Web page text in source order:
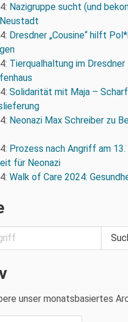
Nazigruppe sucht (und
Dresdner „Cousine“ hilft
Tierqualhaltung im
Solidarität mit Maja –
Neonazi Max Schreiber zu
Prozess nach Angriff am 13.
für Neonazi
Walk of Care 2024:
unser monatsbasiertes